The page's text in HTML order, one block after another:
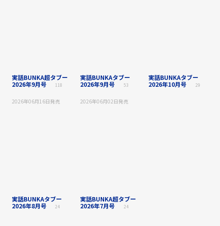
実話BUNKA超タブー
2026年9月号
118
実話BUNKAタブー
2026年9月号
53
実話BUNKAタブー
2026年10月号
29
2026年06月16日発売
実話BUNKAタブー
2026年8月号
24
2026年06月02日発売
実話BUNKA超タブー
2026年7月号
24